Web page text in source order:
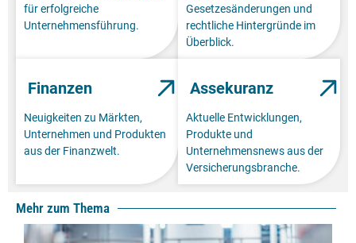
für erfolgreiche
Unternehmensführung.
Gesetzesänderungen und
rechtliche Hintergründe im
Überblick.
Finanzen
Neuigkeiten zu Märkten,
Unternehmen und Produkten
aus der Finanzwelt.
Assekuranz
Aktuelle Entwicklungen,
Produkte und
Unternehmensnews aus der
Versicherungsbranche.
Mehr zum Thema